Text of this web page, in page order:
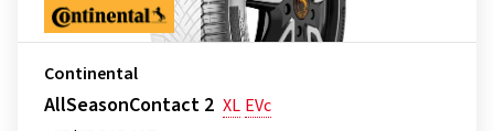
Continental
AllSeasonContact 2 XL EVc